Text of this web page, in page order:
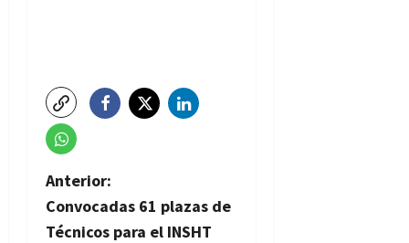
N
a
Anterior:
Convocadas 61 plazas de
Técnicos para el INSHT